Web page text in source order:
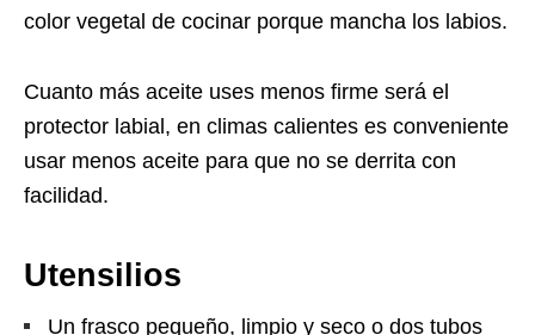
color vegetal de cocinar porque mancha los labios.
Cuanto más aceite uses menos firme será el
protector labial, en climas calientes es conveniente
usar menos aceite para que no se derrita con
facilidad.
Utensilios
Un frasco pequeño, limpio y seco o dos tubos